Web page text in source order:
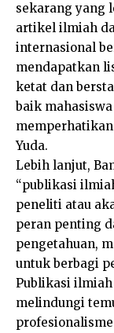
sekarang yang
artikel ilmiah
internasional
mendapatkan
ketat dan
baik
Yuda.
Lebih lanjut,
“publikasi
peneliti atau
peran penting
pengetahuan,
untuk berbagi
Publikasi ilmiah
melindungi